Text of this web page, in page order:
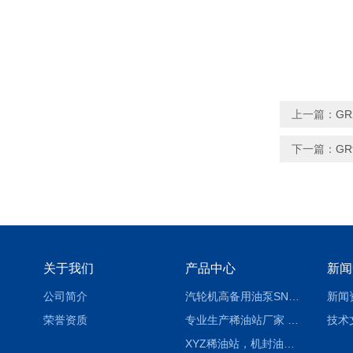
上一篇：
下一篇：
关于我们
公司简介
荣誉资质
产品中心 新
新闻
技术